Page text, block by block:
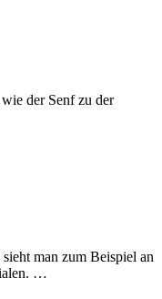
der Senf zu der
man zum Beispiel an
…